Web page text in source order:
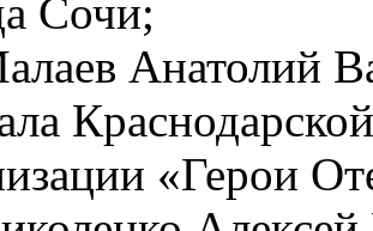
Сочи;
Анатолий
«Герои